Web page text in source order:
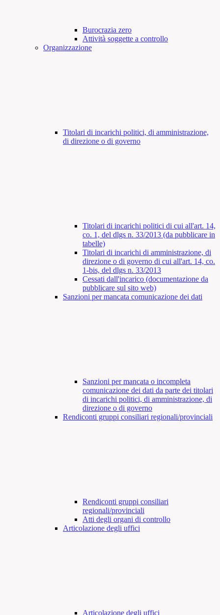
Burocrazia zero
Attività soggette a controllo
Organizzazione
Titolari di incarichi politici, di amministrazione,
di direzione o di governo
Titolari di incarichi politici di cui all'art. 14,
co. 1, del dlgs n. 33/2013 (da pubblicare in
tabelle)
Titolari di incarichi di amministrazione, di
direzione o di governo di cui all'art. 14, co.
1-bis, del dlgs n. 33/2013
Cessati dall'incarico (documentazione da
pubblicare sul sito web)
Sanzioni per mancata comunicazione dei dati
Sanzioni per mancata o incompleta
comunicazione dei dati da parte dei titolari
di incarichi politici, di amministrazione, di
direzione o di governo
Rendiconti gruppi consiliari regionali/provinciali
Rendiconti gruppi consiliari
regionali/provinciali
Atti degli organi di controllo
Articolazione degli uffici
Articolazione degli uffici